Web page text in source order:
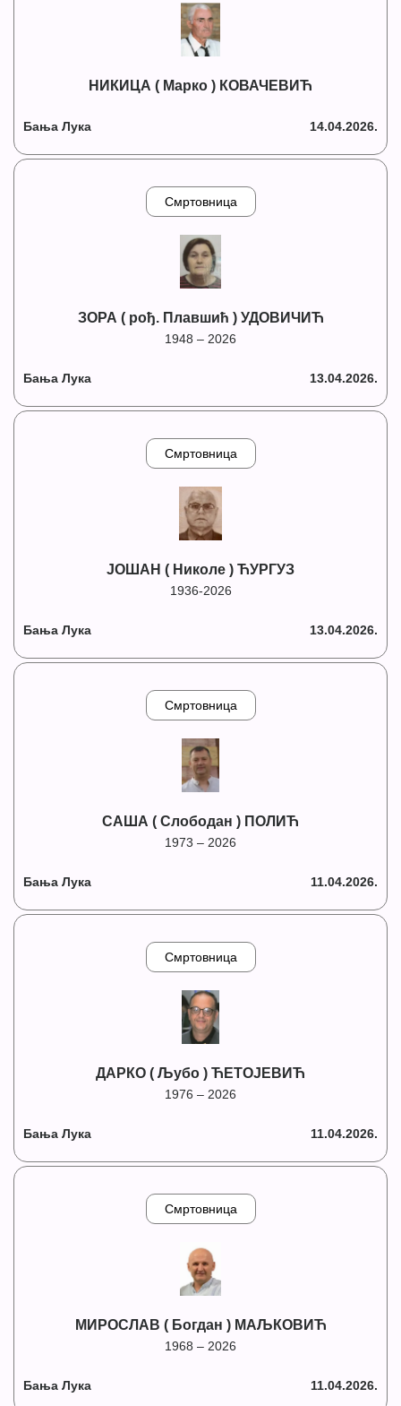
НИКИЦА ( Марко ) КОВАЧЕВИЋ
Бања Лука 14.04.2026.
Смртовница
ЗОРА ( рођ. Плавшић ) УДОВИЧИЋ
1948 – 2026
Бања Лука 13.04.2026.
Смртовница
ЈОШАН ( Николе ) ЋУРГУЗ
1936-2026
Бања Лука 13.04.2026.
Смртовница
САША ( Слободан ) ПОЛИЋ
1973 – 2026
Бања Лука 11.04.2026.
Смртовница
ДАРКО ( Љубо ) ЋЕТОЈЕВИЋ
1976 – 2026
Бања Лука 11.04.2026.
Смртовница
МИРОСЛАВ ( Богдан ) МАЉКОВИЋ
1968 – 2026
Бања Лука 11.04.2026.